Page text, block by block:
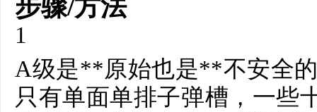
步骤/方法
1
A级是**原始也是**不安全
只有单面单排子弹槽，一些